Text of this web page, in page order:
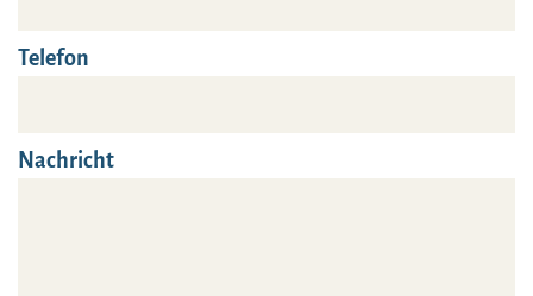
Telefon
Nachricht